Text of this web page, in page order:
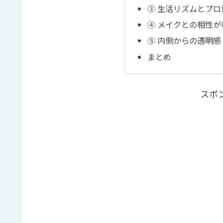
③ 生活リズムとプロ
④ メイクとの相性が
⑤ 内側からの透明感
まとめ
スポ